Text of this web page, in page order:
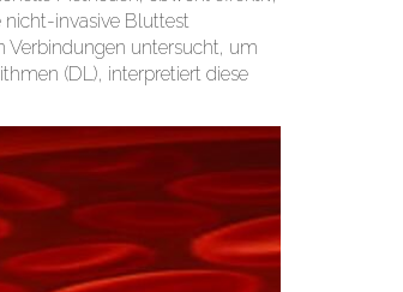
nicht-invasive Bluttest
Verbindungen untersucht, um
(DL), interpretiert diese